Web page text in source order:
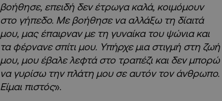
βοήθησε, επειδή δεν έτρωγα καλά, κοιμόμουν
στο γήπεδο. Με βοήθησε να αλλάξω τη δίαιτά
μου, μας έπαιρναν με τη γυναίκα του ψώνια και
τα φέρνανε σπίτι μου. Υπήρχε μια στιγμή στη ζωή
μου, μου έβαλε λεφτά στο τραπέζι και δεν μπορώ
να γυρίσω την πλάτη μου σε αυτόν τον άνθρωπο.
Είμαι πιστός».